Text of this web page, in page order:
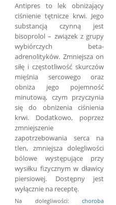
Antipres to lek obniżający
ciśnienie tętnicze krwi. Jego
substancją czynną jest
bisoprolol – związek z grupy
wybiórczych beta-
adrenolityków. Zmniejsza on
siłę i częstotliwość skurczów
mięśnia sercowego oraz
obniża jego pojemność
minutową, czym przyczynia
się do obniżenia ciśnienia
krwi. Dodatkowo, poprzez
zmniejszenie
zapotrzebowania serca na
tlen, zmniejsza dolegliwości
bólowe występujące przy
wysiłku fizycznym w dławicy
piersiowej. Dostępny jest
wyłącznie na receptę.
Na dolegliwości: choroba